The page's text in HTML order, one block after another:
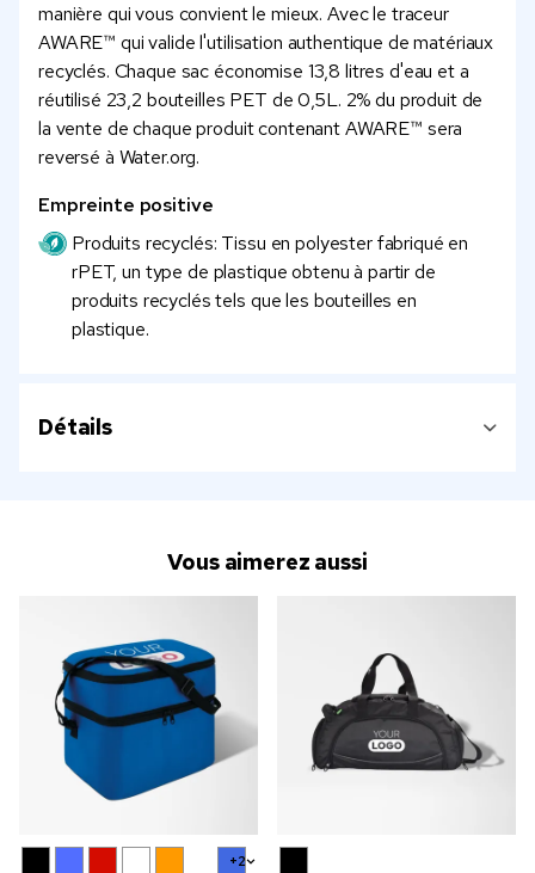
manière qui vous convient le mieux. Avec le traceur
AWARE™ qui valide l'utilisation authentique de matériaux
recyclés. Chaque sac économise 13,8 litres d'eau et a
réutilisé 23,2 bouteilles PET de 0,5L. 2% du produit de
la vente de chaque produit contenant AWARE™ sera
reversé à Water.org.
Empreinte positive
Produits recyclés: Tissu en polyester fabriqué en
rPET, un type de plastique obtenu à partir de
produits recyclés tels que les bouteilles en
plastique.
Détails
Vous aimerez aussi
+2